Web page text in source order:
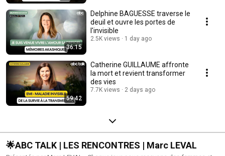
36:15
Delphine BAGUESSE traverse le
deuil et ouvre les portes de
l'invisible
2.5K views 1 day ago
59:42
Catherine GUILLAUME affronte
la mort et revient transformer
des vies
7.7K views 2 days ago
🌟ABC TALK | LES RENCONTRES | Marc LEVAL